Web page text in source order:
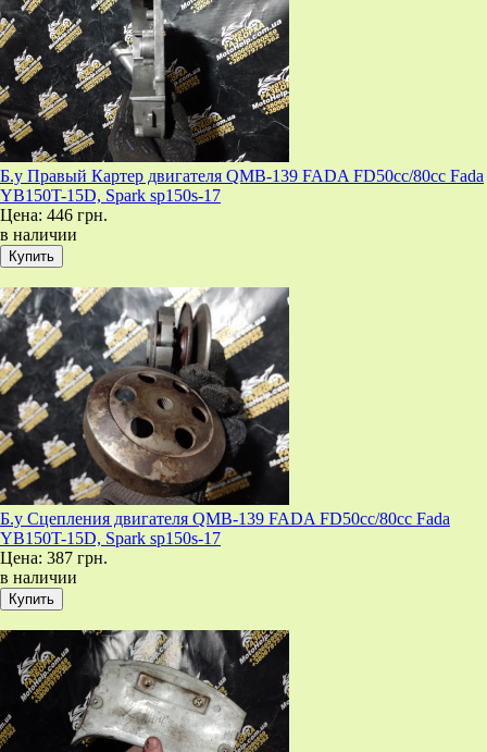
Б.у Правый Картер двигателя QMB-139 FADA FD50cc/80cc Fada
YB150T-15D, Spark sp150s-17
Цена: 446 грн.
в наличии
Б.у Сцепления двигателя QMB-139 FADA FD50cc/80cc Fada
YB150T-15D, Spark sp150s-17
Цена: 387 грн.
в наличии